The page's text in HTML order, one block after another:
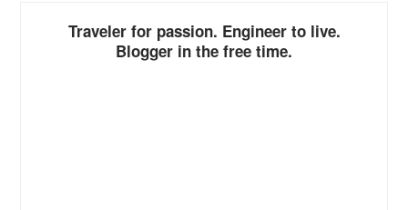
Traveler for passion. Engineer to live.
Blogger in the free time.